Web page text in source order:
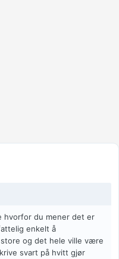
hvorfor du mener det er
enkelt å
og det hele ville være
svart på hvitt gjør